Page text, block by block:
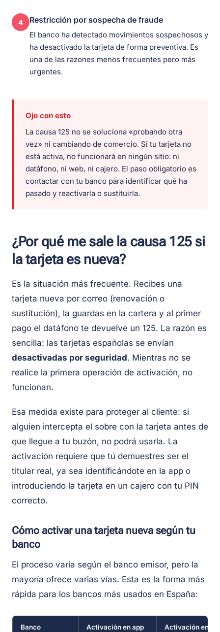
4 Restricción por sospecha de fraude
El banco ha detectado movimientos sospechosos y
ha desactivado la tarjeta de forma preventiva. Es
una de las razones menos frecuentes pero más
urgentes.
Ojo con esto
La causa 125 no se soluciona «probando otra
vez» ni cambiando de comercio. Si tu tarjeta no
está activa, no funcionará en ningún sitio: ni
datáfono, ni web, ni cajero. El paso obligatorio es
contactar con tu banco para identificar qué ha
pasado y reactivarla o sustituirla.
¿Por qué me sale la causa 125 si
la tarjeta es nueva?
Es la situación más frecuente. Recibes una
tarjeta nueva por correo (renovación o
sustitución), la guardas en la cartera y al primer
pago el datáfono te devuelve un 125. La razón es
sencilla: las tarjetas españolas se envían
desactivadas por seguridad. Mientras no se
realice la primera operación de activación, no
funcionan.
Esa medida existe para proteger al cliente: si
alguien intercepta el sobre con la tarjeta antes de
que llegue a tu buzón, no podrá usarla. La
activación requiere que tú demuestres ser el
titular real, ya sea identificándote en la app o
introduciendo la tarjeta en un cajero con tu PIN
correcto.
Cómo activar una tarjeta nueva según tu
banco
El proceso varía según el banco emisor, pero la
mayoría ofrece varias vías. Esta es la forma más
rápida para los bancos más usados en España:
Banco Activación en app Activación en